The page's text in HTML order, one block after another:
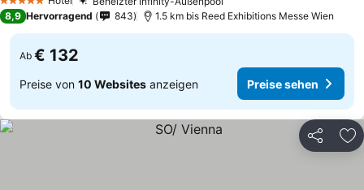
5 Sterne
8,9 Hervorragend 843 1.5 km bis Reed Exhibitions Messe Wien
Ab € 132
Preise von 10 Websites anzeigen Preise sehen
Teilen